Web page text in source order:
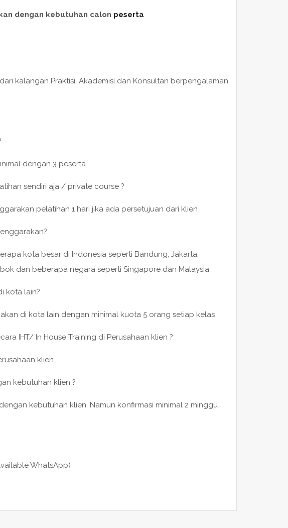
dengan kebutuhan calon peserta
kalangan Praktisi, Akademisi dan Konsultan berpengalaman
dengan 3 peserta
sendiri aja / private course ?
pelatihan 1 hari jika ada persetujuan dari klien
kota besar di Indonesia seperti Bandung, Jakarta,
dan beberapa negara seperti Singapore dan Malaysia
kota lain?
di kota lain dengan minimal kuota 5 orang setiap kelas
IHT/ In House Training di Perusahaan klien ?
klien
kebutuhan klien ?
kebutuhan klien. Namun konfirmasi minimal 2 minggu
WhatsApp)